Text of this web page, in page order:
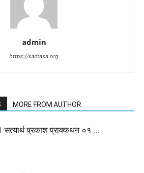
admin
https://santasa.org
MORE FROM AUTHOR
सत्यार्थ प्रकाश प्राक्कथन ०१ …